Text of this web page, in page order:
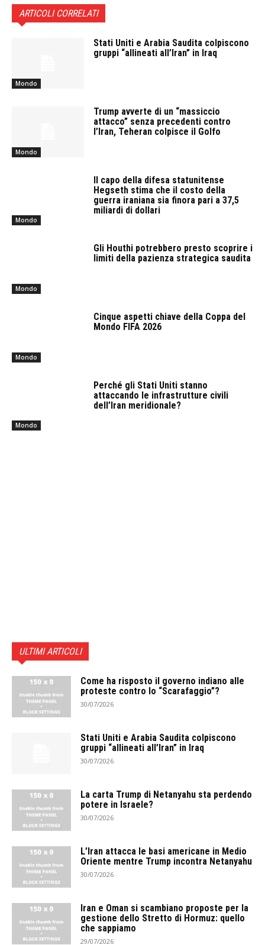
ARTICOLI CORRELATI
Mondo
Stati Uniti e Arabia Saudita colpiscono
gruppi “allineati all’Iran” in Iraq
Mondo
Trump avverte di un “massiccio
attacco” senza precedenti contro
l’Iran, Teheran colpisce il Golfo
Mondo
Il capo della difesa statunitense
Hegseth stima che il costo della
guerra iraniana sia finora pari a 37,5
miliardi di dollari
Mondo
Gli Houthi potrebbero presto scoprire i
limiti della pazienza strategica saudita
Mondo
Cinque aspetti chiave della Coppa del
Mondo FIFA 2026
Mondo
Perché gli Stati Uniti stanno
attaccando le infrastrutture civili
dell’Iran meridionale?
ULTIMI ARTICOLI
Come ha risposto il governo indiano alle
proteste contro lo “Scarafaggio”?
30/07/2026
Stati Uniti e Arabia Saudita colpiscono
gruppi “allineati all’Iran” in Iraq
30/07/2026
La carta Trump di Netanyahu sta perdendo
potere in Israele?
30/07/2026
L’Iran attacca le basi americane in Medio
Oriente mentre Trump incontra Netanyahu
30/07/2026
Iran e Oman si scambiano proposte per la
gestione dello Stretto di Hormuz: quello
che sappiamo
29/07/2026